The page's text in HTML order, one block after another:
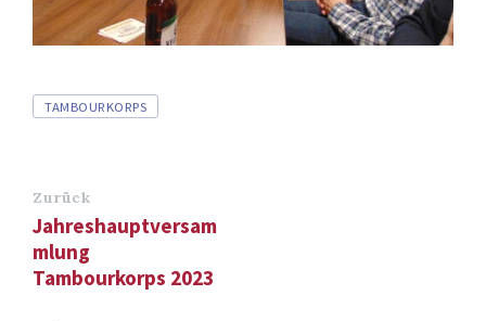
Tags
TAMBOURKORPS
Zurück
Jahreshauptversam
mlung
Tambourkorps 2023